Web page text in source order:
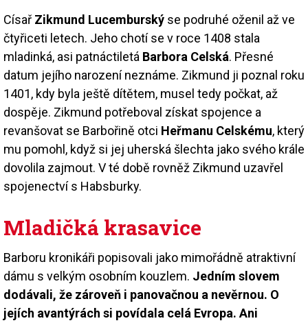
Císař Zikmund Lucemburský se podruhé oženil až ve
čtyřiceti letech. Jeho chotí se v roce 1408 stala
mladinká, asi patnáctiletá Barbora Celská. Přesné
datum jejího narození neznáme. Zikmund ji poznal roku
1401, kdy byla ještě dítětem, musel tedy počkat, až
dospěje. Zikmund potřeboval získat spojence a
revanšovat se Barbořině otci Heřmanu Celskému, který
mu pomohl, když si jej uherská šlechta jako svého krále
dovolila zajmout. V té době rovněž Zikmund uzavřel
spojenectví s Habsburky.
Mladičká krasavice
Barboru kronikáři popisovali jako mimořádně atraktivní
dámu s velkým osobním kouzlem. Jedním slovem
dodávali, že zároveň i panovačnou a nevěrnou. O
jejích avantýrách si povídala celá Evropa. Ani